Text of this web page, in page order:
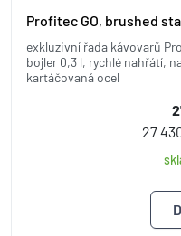
Profitec GO, brushed
exkluzivní řada kávovarů
bojler 0,3 l, rychlé nahřátí,
kartáčovaná ocel
27